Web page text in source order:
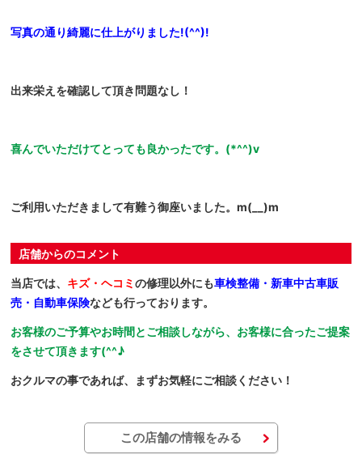
写真の通り綺麗に仕上がりました!(^^)!
出来栄えを確認して頂き問題なし！
喜んでいただけてとっても良かったです。(*^^)v
ご利用いただきまして有難う御座いました。m(__)m
店舗からのコメント
当店では、 キズ・ヘコミの修理以外にも車検整備・新車中古車販
売・自動車保険なども行っております。
お客様のご予算やお時間とご相談しながら、お客様に合ったご提案
をさせて頂きます(^^♪
おクルマの事であれば、まずお気軽にご相談ください！
この店舗の情報をみる